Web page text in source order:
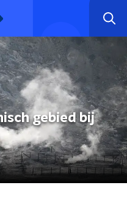
gebied bij